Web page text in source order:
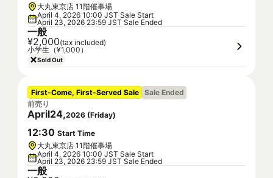
大丸東京店 11階催事場
April 4, 2026 10:00 JST Sale Start
April 23, 2026 23:59 JST Sale Ended
一般
¥2,000(tax included)
小学生（¥1,000）
Sold Out
First-Come, First-Served Sale Sale Ended
前売り
April24,2026 (Friday)
12:30 Start Time
大丸東京店 11階催事場
April 4, 2026 10:00 JST Sale Start
April 23, 2026 23:59 JST Sale Ended
一般